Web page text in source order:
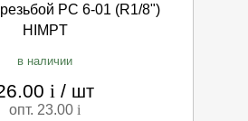
PC 6-01 (R1/8")
HIMPT
в наличии
i / шт
опт. 23.00i